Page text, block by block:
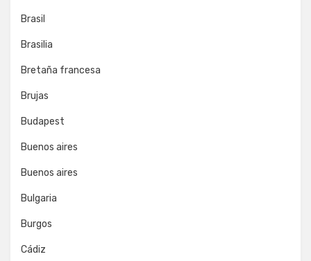
Brasil
Brasilia
Bretaña francesa
Brujas
Budapest
Buenos aires
Buenos aires
Bulgaria
Burgos
Cádiz